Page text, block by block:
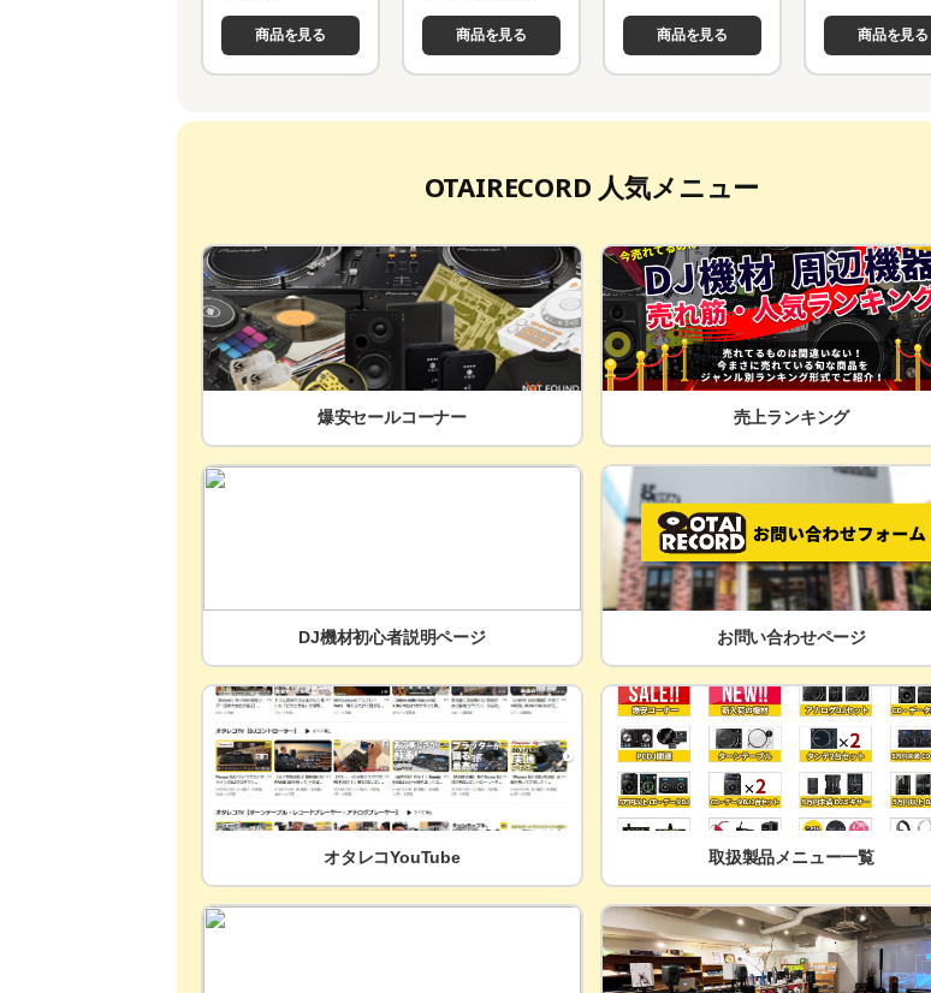
商品を見る 商品を見る 商品を見る 商品を見る
OTAIRECORD 人気メニュー
爆安セールコーナー 売上ランキング
DJ機材初心者説明ページ お問い合わせページ
オタレコYouTube 取扱製品メニュー一覧